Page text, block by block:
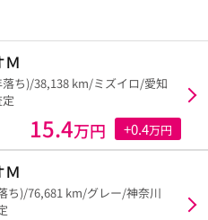
Ｍ
落ち)/38,138 km/ミズイロ/愛知
15.4万円 +0.4万円
Ｍ
ち)/76,681 km/グレー/神奈川